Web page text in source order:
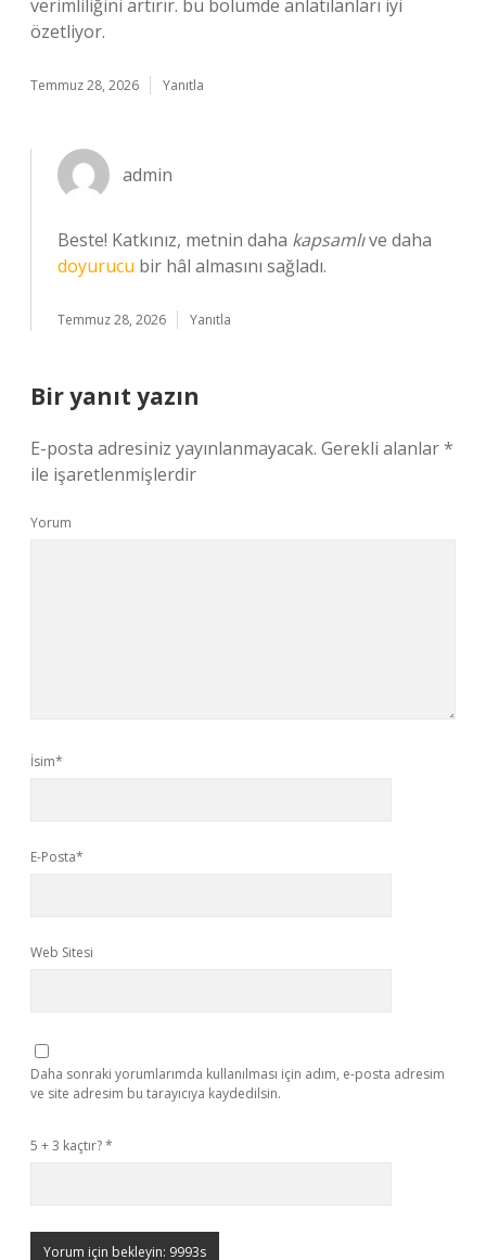
verimliliğini artırır. bu bölümde anlatılanları iyi
özetliyor.
Temmuz 28, 2026 Yanıtla
admin
Beste! Katkınız, metnin daha kapsamlıve daha
doyurucu bir hâl almasını sağladı.
Temmuz 28, 2026 Yanıtla
Bir yanıt yazın
E-posta adresiniz yayınlanmayacak. Gerekli alanlar*
ile işaretlenmişlerdir
Yorum
İsim*
E-Posta*
Web Sitesi
Daha sonraki yorumlarımda kullanılması için adım, e-posta adresim
ve site adresim bu tarayıcıya kaydedilsin.
5 + 3 kaçtır?*